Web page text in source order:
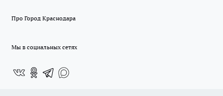
Про Город Краснодара
Мы в социальных сетях